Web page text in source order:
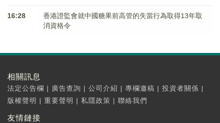
16:28
香港證監會就中國糖果前高管的失當行為取得13年取
消資格令
相關訊息
法定公告欄 | 廣告查詢 | 公司介紹 | 專欄邀稿 | 投資者關係 |
版權聲明 | 重要聲明 | 私隱政策 | 聯絡我們
友情鏈接